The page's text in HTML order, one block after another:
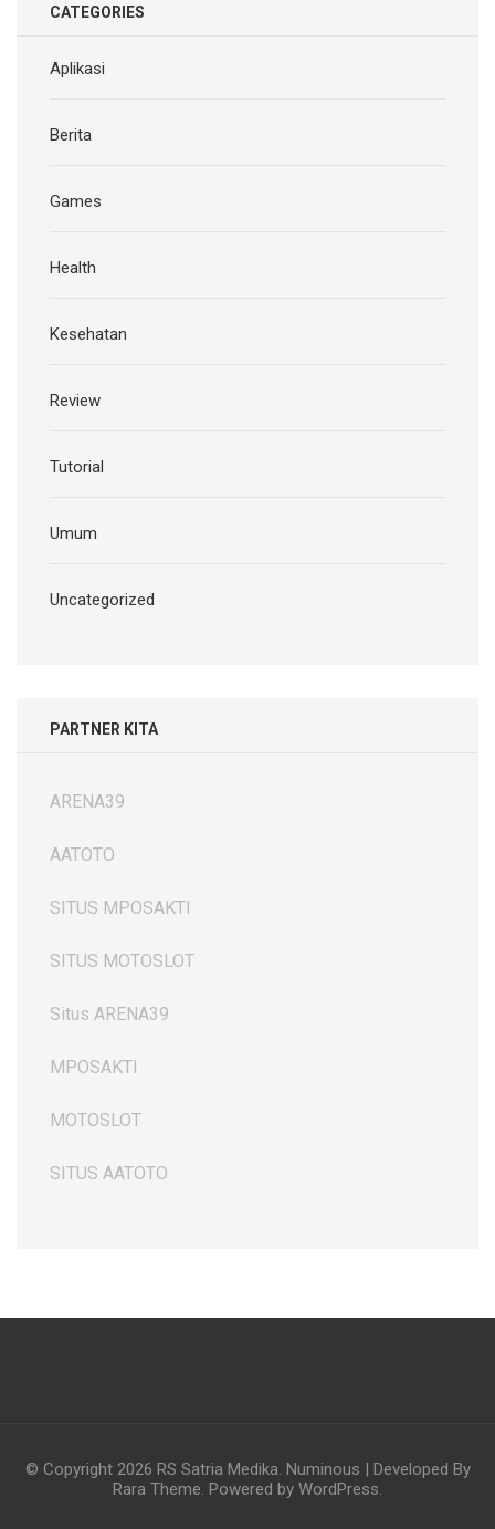
CATEGORIES
Aplikasi
Berita
Games
Health
Kesehatan
Review
Tutorial
Umum
Uncategorized
PARTNER KITA
ARENA39
AATOTO
SITUS MPOSAKTI
SITUS MOTOSLOT
Situs ARENA39
MPOSAKTI
MOTOSLOT
SITUS AATOTO
© Copyright 2026 RS Satria Medika. Numinous | Developed By
Rara Theme. Powered by WordPress.